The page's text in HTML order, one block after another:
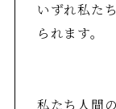
いずれ私た
られます。
私たち人間